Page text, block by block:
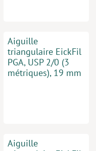
Aiguille
triangulaire EickFil
PGA, USP 2/0 (3
métriques), 19 mm
Aiguille